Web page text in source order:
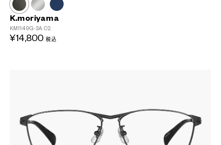
K.moriyama
KM1149G-3A C2
¥14,800 税込